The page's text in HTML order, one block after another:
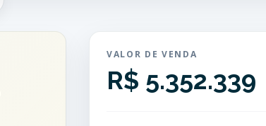
VALOR DE VENDA
R$ 5.352.339